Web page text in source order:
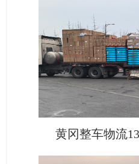
黄冈整车物流